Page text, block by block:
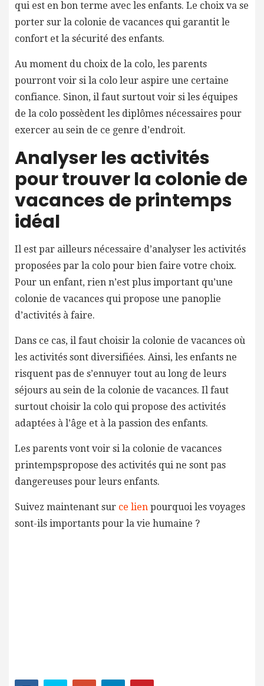
qui est en bon terme avec les enfants. Le choix va se
porter sur la colonie de vacances qui garantit le
confort et la sécurité des enfants.
Au moment du choix de la colo, les parents
pourront voir si la colo leur aspire une certaine
confiance. Sinon, il faut surtout voir si les équipes
de la colo possèdent les diplômes nécessaires pour
exercer au sein de ce genre d’endroit.
Analyser les activités
pour trouver la colonie de
vacances de printemps
idéal
Il est par ailleurs nécessaire d’analyser les activités
proposées par la colo pour bien faire votre choix.
Pour un enfant, rien n’est plus important qu’une
colonie de vacances qui propose une panoplie
d’activités à faire.
Dans ce cas, il faut choisir la colonie de vacances où
les activités sont diversifiées. Ainsi, les enfants ne
risquent pas de s’ennuyer tout au long de leurs
séjours au sein de la colonie de vacances. Il faut
surtout choisir la colo qui propose des activités
adaptées à l’âge et à la passion des enfants.
Les parents vont voir si la colonie de vacances
printempspropose des activités qui ne sont pas
dangereuses pour leurs enfants.
Suivez maintenant sur ce lien pourquoi les voyages
sont-ils importants pour la vie humaine ?